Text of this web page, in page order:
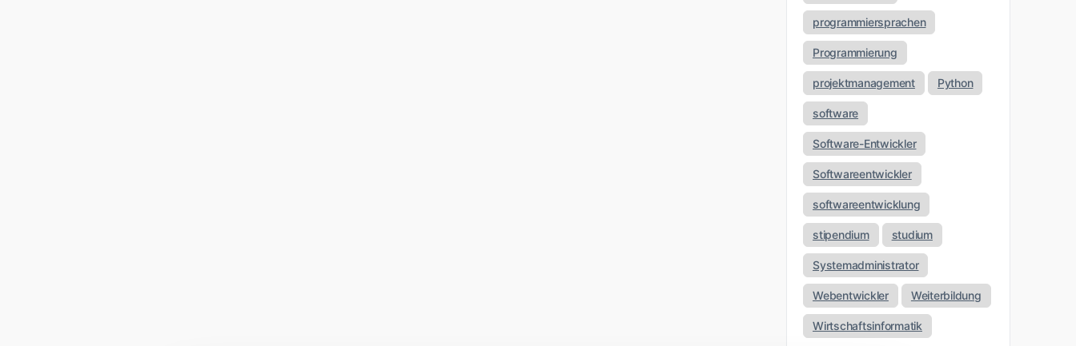
programmiersprachen
Programmierung
projektmanagement Python
software
Software-Entwickler
Softwareentwickler
softwareentwicklung
stipendium studium
Systemadministrator
Webentwickler Weiterbildung
Wirtschaftsinformatik